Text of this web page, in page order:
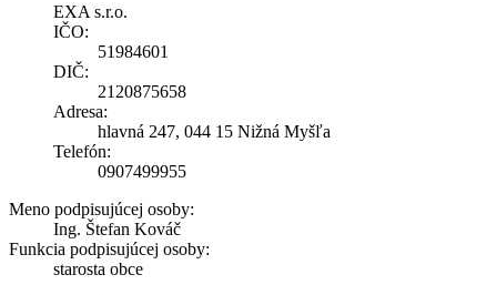
EXA s.r.o.
IČO:
51984601
DIČ:
2120875658
Adresa:
hlavná 247, 044 15 Nižná Myšľa
Telefón:
0907499955
Meno podpisujúcej osoby:
Ing. Štefan Kováč
Funkcia podpisujúcej osoby:
starosta obce